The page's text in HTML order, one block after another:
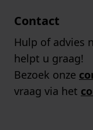
Contact
Hulp of advies
helpt u graag!
Bezoek onze
vraag via het